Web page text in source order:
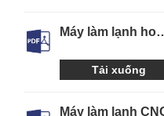
Máy làm lạnh
Tải xuống
Máy làm lạnh